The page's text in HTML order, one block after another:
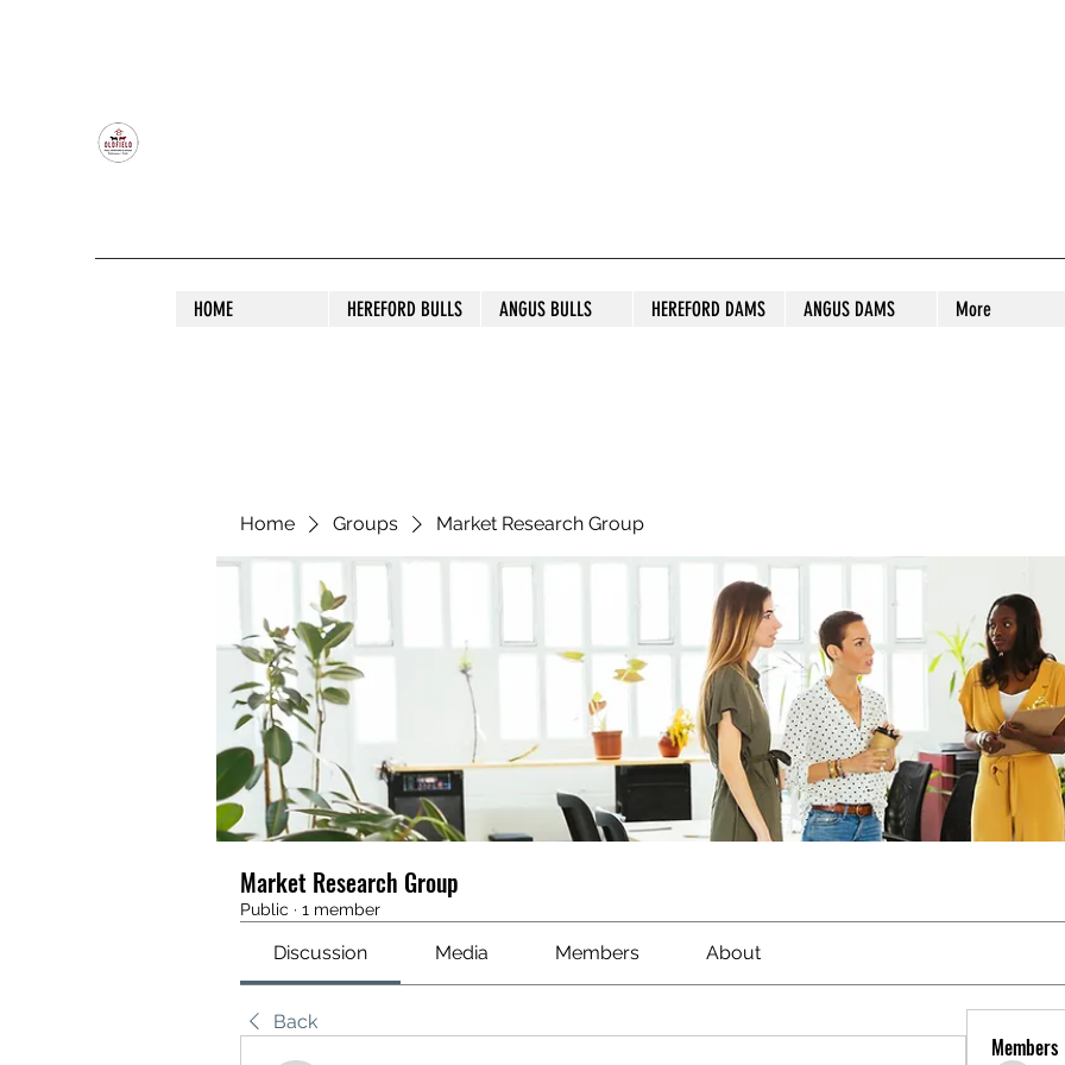
HOME HEREFORD BULLS ANGUS BULLS HEREFORD DAMS ANGUS DAMS More
Home Groups Market Research Group
Market Research Group
Public · 1 member
Discussion Media Members About
Back
Members